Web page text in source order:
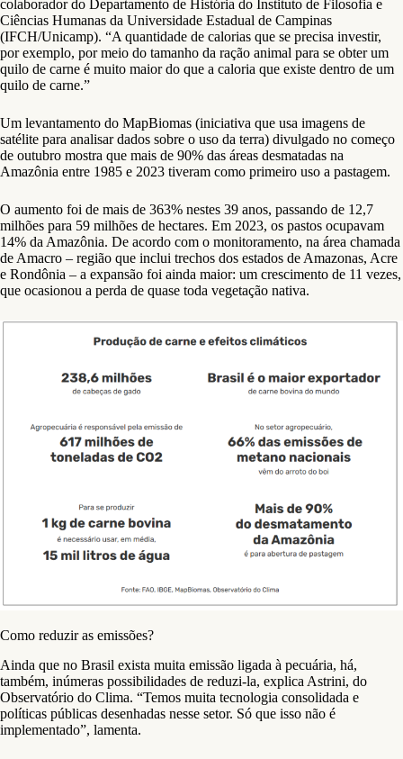
colaborador do Departamento de História do Instituto de Filosofia e
Ciências Humanas da Universidade Estadual de Campinas
(IFCH/Unicamp). “A quantidade de calorias que se precisa investir,
por exemplo, por meio do tamanho da ração animal para se obter um
quilo de carne é muito maior do que a caloria que existe dentro de um
quilo de carne.”
Um levantamento do MapBiomas (iniciativa que usa imagens de
satélite para analisar dados sobre o uso da terra) divulgado no começo
de outubro mostra que mais de 90% das áreas desmatadas na
Amazônia entre 1985 e 2023 tiveram como primeiro uso a pastagem.
O aumento foi de mais de 363% nestes 39 anos, passando de 12,7
milhões para 59 milhões de hectares. Em 2023, os pastos ocupavam
14% da Amazônia. De acordo com o monitoramento, na área chamada
de Amacro – região que inclui trechos dos estados de Amazonas, Acre
e Rondônia – a expansão foi ainda maior: um crescimento de 11 vezes,
que ocasionou a perda de quase toda vegetação nativa.
Como reduzir as emissões?
Ainda que no Brasil exista muita emissão ligada à pecuária, há,
também, inúmeras possibilidades de reduzi-la, explica Astrini, do
Observatório do Clima. “Temos muita tecnologia consolidada e
políticas públicas desenhadas nesse setor. Só que isso não é
implementado”, lamenta.